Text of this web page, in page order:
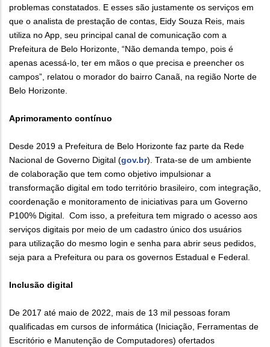
problemas constatados. E esses são justamente os serviços em
que o analista de prestação de contas, Eidy Souza Reis, mais
utiliza no App, seu principal canal de comunicação com a
Prefeitura de Belo Horizonte, “Não demanda tempo, pois é
apenas acessá-lo, ter em mãos o que precisa e preencher os
campos”, relatou o morador do bairro Canaã, na região Norte de
Belo Horizonte.
Aprimoramento contínuo
Desde 2019 a Prefeitura de Belo Horizonte faz parte da Rede
Nacional de Governo Digital (gov.br). Trata-se de um ambiente
de colaboração que tem como objetivo impulsionar a
transformação digital em todo território brasileiro, com integração,
coordenação e monitoramento de iniciativas para um Governo
P100% Digital. Com isso, a prefeitura tem migrado o acesso aos
serviços digitais por meio de um cadastro único dos usuários
para utilização do mesmo login e senha para abrir seus pedidos,
seja para a Prefeitura ou para os governos Estadual e Federal.
Inclusão digital
De 2017 até maio de 2022, mais de 13 mil pessoas foram
qualificadas em cursos de informática (Iniciação, Ferramentas de
Escritório e Manutenção de Computadores) ofertados